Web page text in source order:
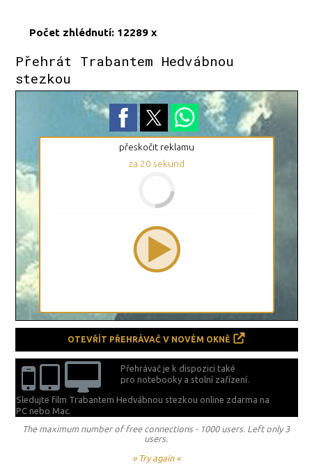
Počet zhlédnutí: 12289 x
Přehrát Trabantem Hedvábnou
stezkou
přeskočit reklamu
za 19 sekund
OTEVŘÍT PŘEHRÁVAČ V NOVÉM OKNĚ
Přehrávač je k dispozici také
pro notebooky a stolní zařízení.
Sledujte film Trabantem Hedvábnou stezkou online zdarma na
PC nebo Mac.
The maximum number of free connections - 1000 users. Left only 3
users.
» Try again «